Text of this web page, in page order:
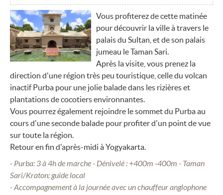
Vous profiterez de cette matinée
pour découvrir la ville à travers le
palais du Sultan, et de son palais
jumeau le Taman Sari.
Après la visite, vous prenez la
direction d'une région très peu touristique, celle du volcan
inactif Purba pour une jolie balade dans les rizières et
plantations de cocotiers environnantes.
Vous pourrez également rejoindre le sommet du Purba au
cours d'une seconde balade pour profiter d'un point de vue
sur toute la région.
Retour en fin d'après-midi à Yogyakarta.
- Purba: 3 à 4h de marche - Dénivelé : +400m -400m - Taman
Sari/Kraton: guide local
- Accompagnement à la journée avec un chauffeur anglophone